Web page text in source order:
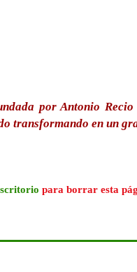
por Antonio
transformando en un
para borrar esta